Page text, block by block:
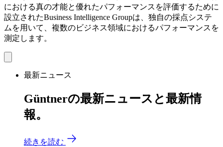
における真の才能と優れたパフォーマンスを評価するために
設立されたBusiness Intelligence Groupは、独自の採点システ
ムを用いて、複数のビジネス領域におけるパフォーマンスを
測定します。
最新ニュース
Güntnerの最新ニュースと最新情
報。
続きを読む